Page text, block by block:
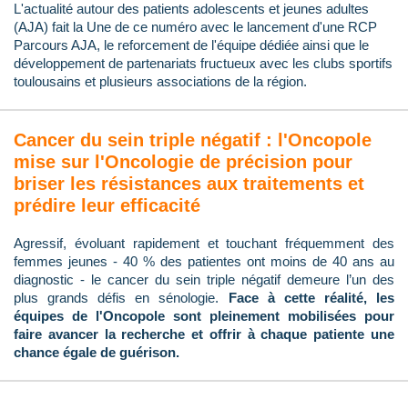
L'actualité autour des patients adolescents et jeunes adultes
(AJA) fait la Une de ce numéro avec le lancement d'une RCP
Parcours AJA, le reforcement de l'équipe dédiée ainsi que le
développement de partenariats fructueux avec les clubs sportifs
toulousains et plusieurs associations de la région.
Cancer du sein triple négatif : l'Oncopole
mise sur l'Oncologie de précision pour
briser les résistances aux traitements et
prédire leur efficacité
Agressif, évoluant rapidement et touchant fréquemment des
femmes jeunes - 40 % des patientes ont moins de 40 ans au
diagnostic - le cancer du sein triple négatif demeure l’un des
plus grands défis en sénologie. Face à cette réalité, les
équipes de l'Oncopole sont pleinement mobilisées pour
faire avancer la recherche et offrir à chaque patiente une
chance égale de guérison.